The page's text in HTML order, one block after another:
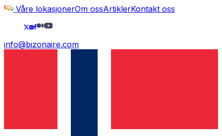
Våre lokasjonerOm ossArtiklerKontakt oss
info@bizonaire.com